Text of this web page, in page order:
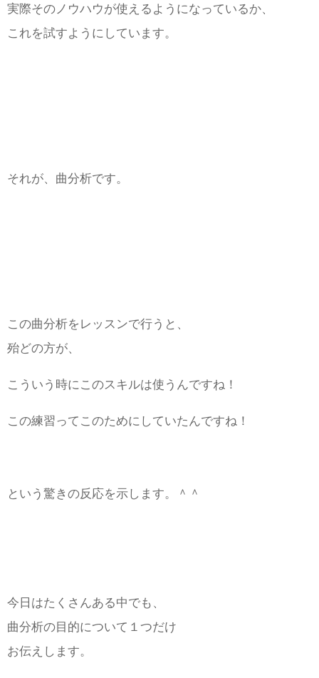
実際そのノウハウが使えるようになっているか、
これを試すようにしています。
それが、曲分析です。
この曲分析をレッスンで行うと、
殆どの方が、
こういう時にこのスキルは使うんですね！
この練習ってこのためにしていたんですね！
という驚きの反応を示します。＾＾
今日はたくさんある中でも、
曲分析の目的について１つだけ
お伝えします。